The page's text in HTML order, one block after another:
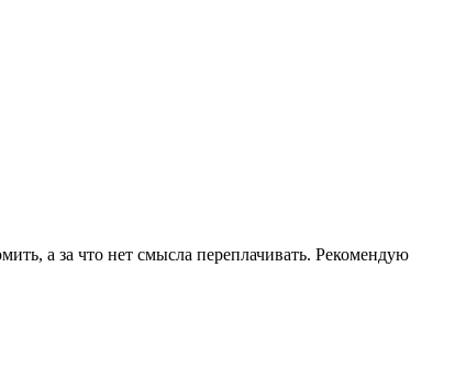
а за что нет смысла переплачивать. Рекомендую